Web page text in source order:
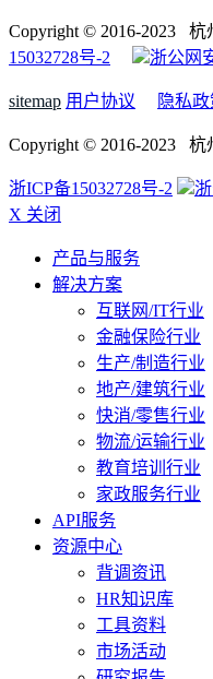
Copyright © 2016-2023
15032728号-2
浙公网
sitemap 用户协议 隐私政
Copyright © 2016-2023
浙ICP备15032728号-2
X 关闭
产品与服务
解决方案
互联网/IT行业
金融保险行业
生产/制造行业
地产/建筑行业
快消/零售行业
物流/运输行业
教育培训行业
家政服务行业
API服务
资源中心
背调资讯
HR知识库
工具资料
市场活动